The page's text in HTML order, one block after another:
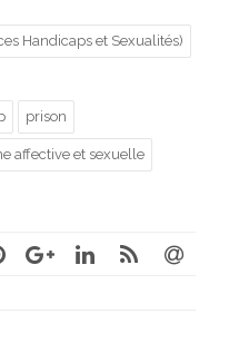
Handicaps et Sexualités)
prison
affective et sexuelle